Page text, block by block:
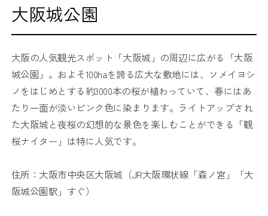
大阪城公園
大阪の人気観光スポット「大阪城」の周辺に広がる「大阪
城公園」。およそ100haを誇る広大な敷地には、ソメイヨシ
ノをはじめとする約3000本の桜が植わっていて、春にはあ
たり一面が淡いピンク色に染まります。ライトアップされ
た大阪城と夜桜の幻想的な景色を楽しむことができる「観
桜ナイター」は特に人気です。
住所：大阪市中央区大阪城（JR大阪環状線「森ノ宮」「大
阪城公園駅」すぐ）